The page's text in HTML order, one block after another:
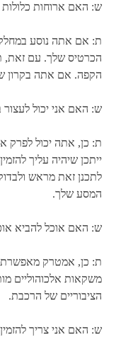
ש: האם ארוחות
ת: אם אתה נוסע
הכרטיס שלך. עם זאת,
הקפה. אם אתה בקרון
ש: האם אני יכול
ת: כן, אתה יכול לפרק
ייתכן שיהיה עליך
המסע שלך.
ש: האם אוכל להביא
ת: כן, אמטרק מאפשרת
משקאות אלכוהוליים
הציבוריים של הרכבת.
ש: האם אני צריך